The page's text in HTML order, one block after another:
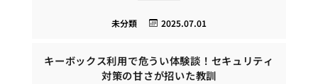
2025.07.01
未分類
キーボックス利用で危うい体験談！セキュリティ
対策の甘さが招いた教訓